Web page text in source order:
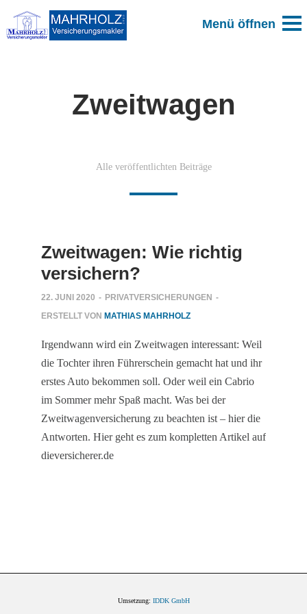
Zweitwagen
Alle veröffentlichten Beiträge
Zweitwagen: Wie richtig
versichern?
22. JUNI 2020 - PRIVATVERSICHERUNGEN -
ERSTELLT VON MATHIAS MAHRHOLZ
Irgendwann wird ein Zweitwagen interessant: Weil
die Tochter ihren Führerschein gemacht hat und ihr
erstes Auto bekommen soll. Oder weil ein Cabrio
im Sommer mehr Spaß macht. Was bei der
Zweitwagenversicherung zu beachten ist – hier die
Antworten. Hier geht es zum kompletten Artikel auf
dieversicherer.de
Umsetzung: IDDK GmbH